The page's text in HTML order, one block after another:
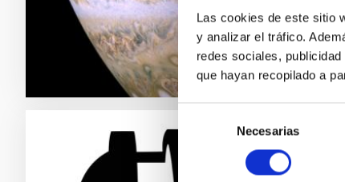
Las cookies de este sitio
y analizar el tráfico.
redes sociales,
que hayan recopilado a
de
consentimiento
Necesarias